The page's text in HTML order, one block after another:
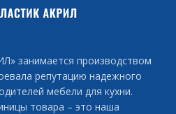
занимается производством
репутацию надежного
мебели для кухни.
товара – это наша